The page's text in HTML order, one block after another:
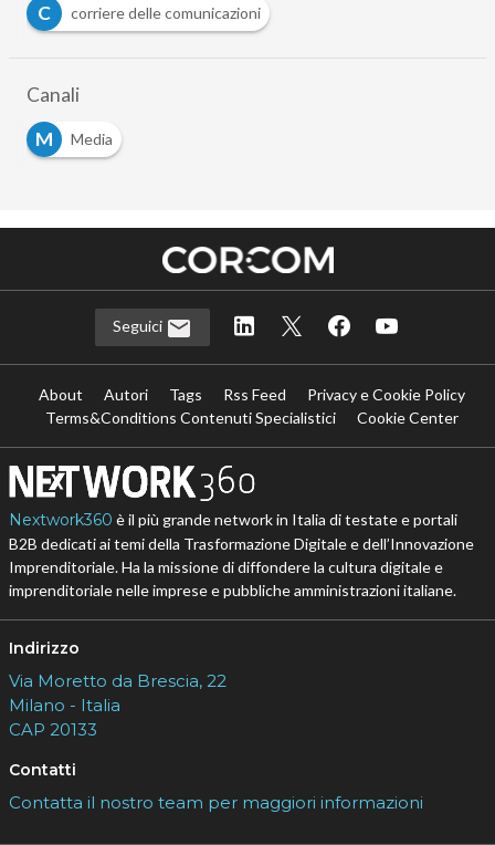
C
corriere delle comunicazioni
Canali
M
Media
Seguici
About Autori Tags Rss Feed
Privacy e Cookie Policy
Terms&Conditions Contenuti Specialistici
Cookie Center
Nextwork360 è il più grande network in Italia di testate e portali
B2B dedicati ai temi della Trasformazione Digitale e dell’Innovazione
Imprenditoriale. Ha la missione di diffondere la cultura digitale e
imprenditoriale nelle imprese e pubbliche amministrazioni italiane.
Indirizzo
Via Moretto da Brescia, 22
Milano - Italia
CAP 20133
Contatti
Contatta il nostro team per maggiori informazioni